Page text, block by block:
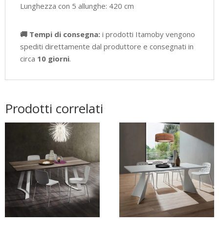
Lunghezza con 5 allunghe: 420 cm
🚚 Tempi di consegna: i prodotti Itamoby vengono
spediti direttamente dal produttore e consegnati in
circa 10 giorni.
Prodotti correlati